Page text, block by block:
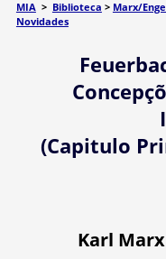
MIA> Biblioteca > Marx/
Novidades
(Capitulo
Karl